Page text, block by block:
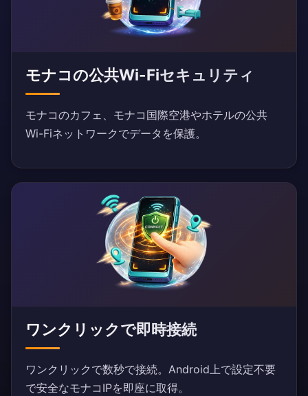
モナコの公共Wi-Fiセキュリティ
モナコのカフェ、モナコ国際空港やホテルの公共
Wi-Fiネットワークでデータを保護。
ワンクリックで即時接続
ワンクリックで数秒で接続。Android上で設定不要
で安全なモナコIPを即座に取得。